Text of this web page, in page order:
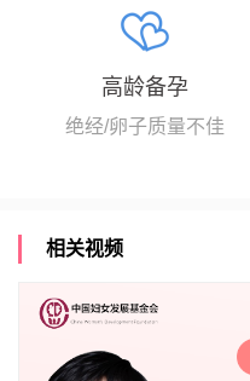
高龄备孕
绝经/卵子质量不佳
相关视频